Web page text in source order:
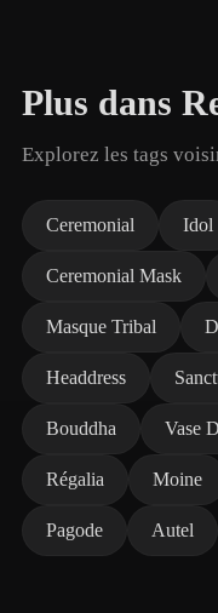
Plus dans
Explorez les tags
Ceremonial Idol
Ceremonial Mask
Masque Tribal
Headdress
Bouddha Vase
Régalia Moine
Pagode Autel